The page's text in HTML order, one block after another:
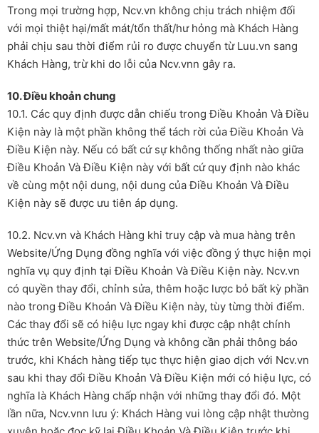
Trong mọi trường hợp, Ncv.vn không chịu trách nhiệm đối
với mọi thiệt hại/mất mát/tổn thất/hư hỏng mà Khách Hàng
phải chịu sau thời điểm rủi ro được chuyển từ Luu.vn sang
Khách Hàng, trừ khi do lỗi của Ncv.vnn gây ra.
10. Điều khoản chung
10.1. Các quy định được dẫn chiếu trong Điều Khoản Và Điều
Kiện này là một phần không thể tách rời của Điều Khoản Và
Điều Kiện này. Nếu có bất cứ sự không thống nhất nào giữa
Điều Khoản Và Điều Kiện này với bất cứ quy định nào khác
về cùng một nội dung, nội dung của Điều Khoản Và Điều
Kiện này sẽ được ưu tiên áp dụng.
10.2. Ncv.vn và Khách Hàng khi truy cập và mua hàng trên
Website/Ứng Dụng đồng nghĩa với việc đồng ý thực hiện mọi
nghĩa vụ quy định tại Điều Khoản Và Điều Kiện này. Ncv.vn
có quyền thay đổi, chỉnh sửa, thêm hoặc lược bỏ bất kỳ phần
nào trong Điều Khoản Và Điều Kiện này, tùy từng thời điểm.
Các thay đổi sẽ có hiệu lực ngay khi được cập nhật chính
thức trên Website/Ứng Dụng và không cần phải thông báo
trước, khi Khách hàng tiếp tục thực hiện giao dịch với Ncv.vn
sau khi thay đổi Điều Khoản Và Điều Kiện mới có hiệu lực, có
nghĩa là Khách Hàng chấp nhận với những thay đổi đó. Một
lần nữa, Ncv.vnn lưu ý: Khách Hàng vui lòng cập nhật thường